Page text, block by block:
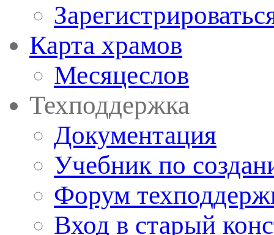
Карта храмов
Месяцеслов
Техподдержка
Документация
Учебник по
Форум
Вход в старый